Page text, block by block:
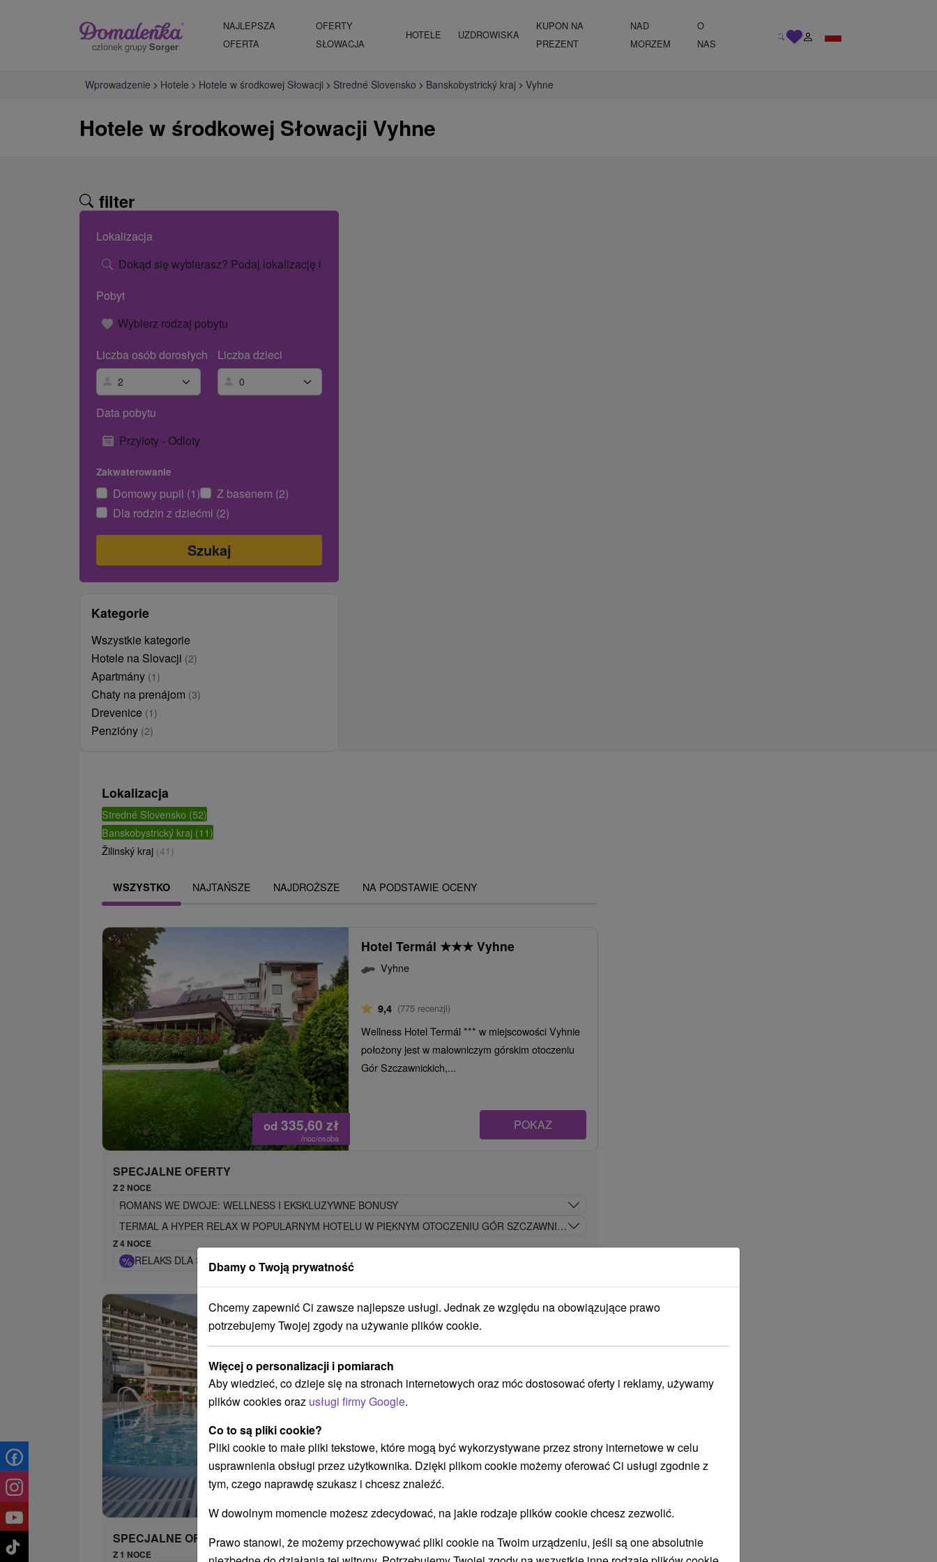
członek grupy Sorger
NAJLEPSZA
OFERTA
OFERTY
SŁOWACJA
HOTELE UZDROWISKA
KUPON NA
PREZENT
NAD
MORZEM
O
NAS
Wprowadzenie Hotele Hotele w środkowej Słowacji Stredné Slovensko Banskobystrický kraj Vyhne
Hotele w środkowej Słowacji Vyhne
filter
Lokalizacja
Dokąd się wybierasz? Podaj lokalizację lub nazwę hotelu.
Pobyt
Wybierz rodzaj pobytu
Liczba osób dorosłych
Liczba dzieci
Data pobytu
Przyloty - Odloty
Zakwaterowanie
Domowy pupil (1)
Z basenem (2)
Dla rodzin z dziećmi (2)
Kategorie
Wszystkie kategorie
Hotele na Slovacji (2)
Apartmány (1)
Chaty na prenájom (3)
Drevenice (1)
Penzióny (2)
Lokalizacja
Stredné Slovensko (52)
Banskobystrický kraj (11)
Žilinský kraj (41)
WSZYSTKO NAJTAŃSZE NAJDROŻSZE NA PODSTAWIE OCENY
od 335,60 zł
/noc/osoba
Hotel Termál ★★★ Vyhne
Vyhne
9,4 (775 recenzji)
Wellness Hotel Termál *** w miejscowości Vyhnie
położony jest w malowniczym górskim otoczeniu
Gór Szczawnickich,...
POKAZ
SPECJALNE OFERTY
Z 2 NOCE
ROMANS WE DWOJE: WELLNESS I EKSKLUZYWNE BONUSY
TERMAL A HYPER RELAX W POPULARNYM HOTELU W PIĘKNYM OTOCZENIU GÓR SZCZAWNICKICH
Z 4 NOCE
% RELAKS DLA SENIORÓW: WELLNESS I LECZNICZE WODY TERMALNE W VYHNIE
od352,91zł
Hotel Sitno★ ★★Vyhne
Vyhne
9,2
Hotel Sitno *** jest nowoczesnym hotelem
odpowiednim dla par, grup i również dla akcji
rodziny z...
SPECJALNE OFERTY
Z 1 NOCE
Dbamy o Twoją prywatność
Chcemy zapewnić Ci zawsze najlepsze usługi. Jednak ze względu na obowiązujące prawo
potrzebujemy Twojej zgody na używanie plików cookie.
Więcej o personalizacji i pomiarach
Aby wiedzieć, co dzieje się na stronach internetowych oraz móc dostosować oferty i reklamy, używamy
plików cookies oraz usługi firmy Google.
Co to są pliki cookie?
Pliki cookie to małe pliki tekstowe, które mogą być wykorzystywane przez strony internetowe w celu
usprawnienia obsługi przez użytkownika. Dzięki plikom cookie możemy oferować Ci usługi zgodnie z
tym, czego naprawdę szukasz i chcesz znaleźć.
W dowolnym momencie możesz zdecydować, na jakie rodzaje plików cookie chcesz zezwolić.
Prawo stanowi, że możemy przechowywać pliki cookie na Twoim urządzeniu, jeśli są one absolutnie